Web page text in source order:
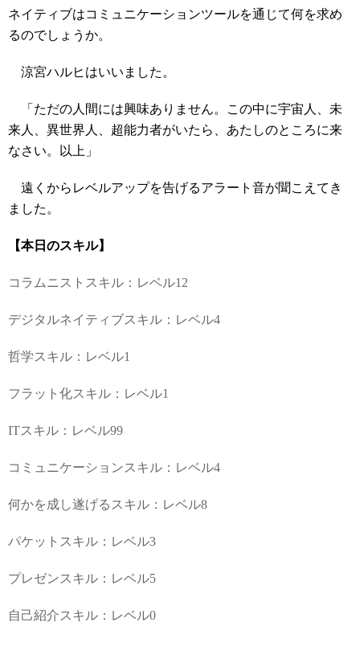
ネイティブはコミュニケーションツールを通じて何を求め
るのでしょうか。
涼宮ハルヒはいいました。
「ただの人間には興味ありません。この中に宇宙人、未
来人、異世界人、超能力者がいたら、あたしのところに来
なさい。以上」
遠くからレベルアップを告げるアラート音が聞こえてき
ました。
【本日のスキル】
コラムニストスキル：レベル12
デジタルネイティブスキル：レベル4
哲学スキル：レベル1
フラット化スキル：レベル1
ITスキル：レベル99
コミュニケーションスキル：レベル4
何かを成し遂げるスキル：レベル8
パケットスキル：レベル3
プレゼンスキル：レベル5
自己紹介スキル：レベル0